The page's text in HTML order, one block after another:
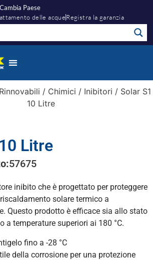
Cambia Paese
delle acqueRegistra la garanzia
/ Chimici / Inibitori / Solar S1
10 Litre
Litre
57675
inibito che è progettato per proteggere
solare termico a
Questo prodotto è efficace sia allo stato
a temperature superiori ai 180 °C.
fino a -28 °C
della corrosione per una protezione